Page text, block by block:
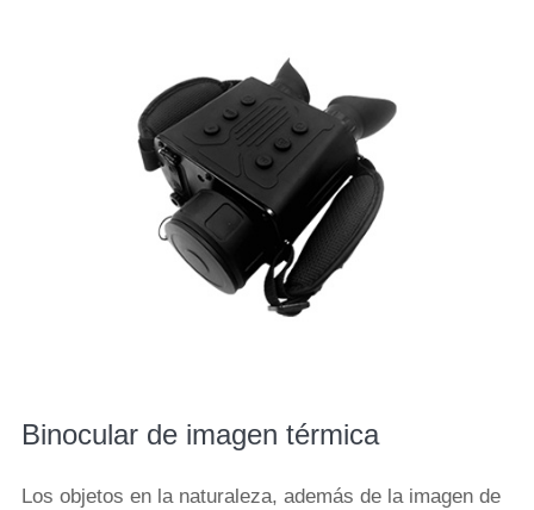
Binocular de imagen térmica
Los objetos en la naturaleza, además de la imagen de